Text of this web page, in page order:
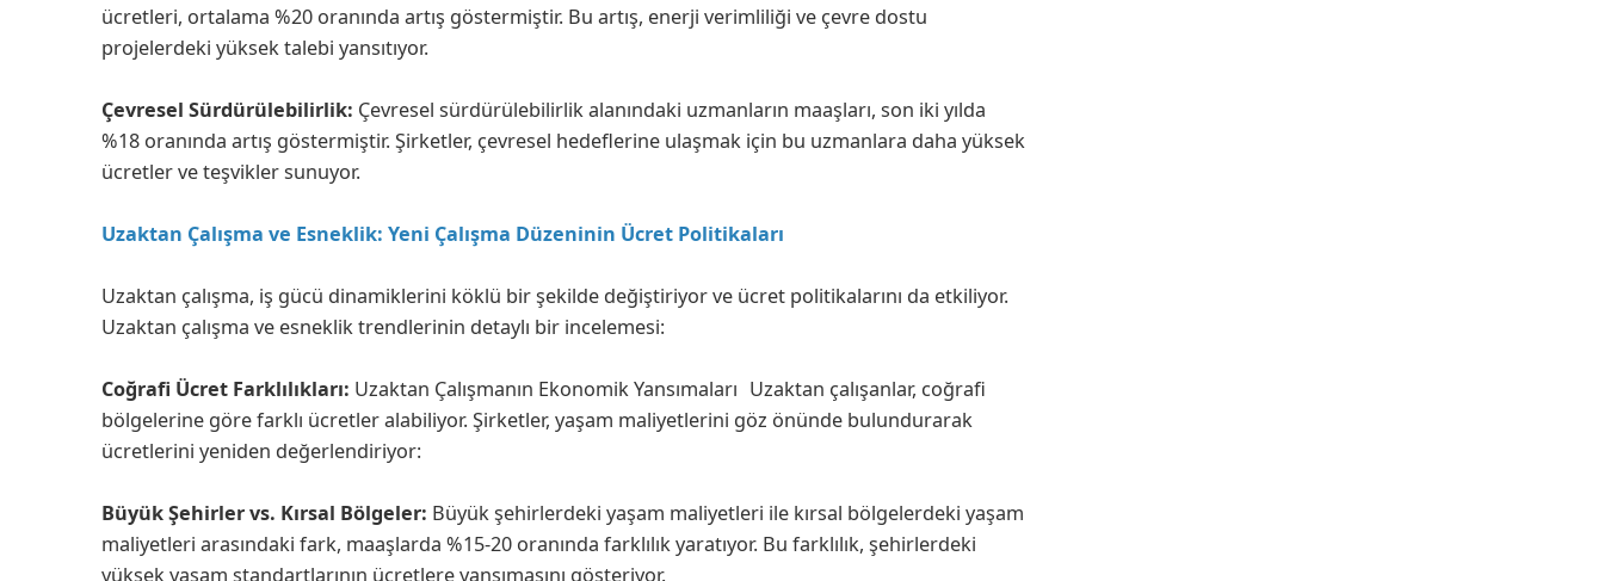
ücretleri, ortalama %20 oranında artış göstermiştir. Bu artış, enerji verimliliği ve çevre dostu
projelerdeki yüksek talebi yansıtıyor.
Çevresel Sürdürülebilirlik: Çevresel sürdürülebilirlik alanındaki uzmanların maaşları, son iki yılda
%18 oranında artış göstermiştir. Şirketler, çevresel hedeflerine ulaşmak için bu uzmanlara daha yüksek
ücretler ve teşvikler sunuyor.
Uzaktan Çalışma ve Esneklik: Yeni Çalışma Düzeninin Ücret Politikaları
Uzaktan çalışma, iş gücü dinamiklerini köklü bir şekilde değiştiriyor ve ücret politikalarını da etkiliyor.
Uzaktan çalışma ve esneklik trendlerinin detaylı bir incelemesi:
Coğrafi Ücret Farklılıkları: Uzaktan Çalışmanın Ekonomik Yansımaları Uzaktan çalışanlar, coğrafi
bölgelerine göre farklı ücretler alabiliyor. Şirketler, yaşam maliyetlerini göz önünde bulundurarak
ücretlerini yeniden değerlendiriyor:
Büyük Şehirler vs. Kırsal Bölgeler: Büyük şehirlerdeki yaşam maliyetleri ile kırsal bölgelerdeki yaşam
maliyetleri arasındaki fark, maaşlarda %15-20 oranında farklılık yaratıyor. Bu farklılık, şehirlerdeki
yüksek yaşam standartlarının ücretlere yansımasını gösteriyor.